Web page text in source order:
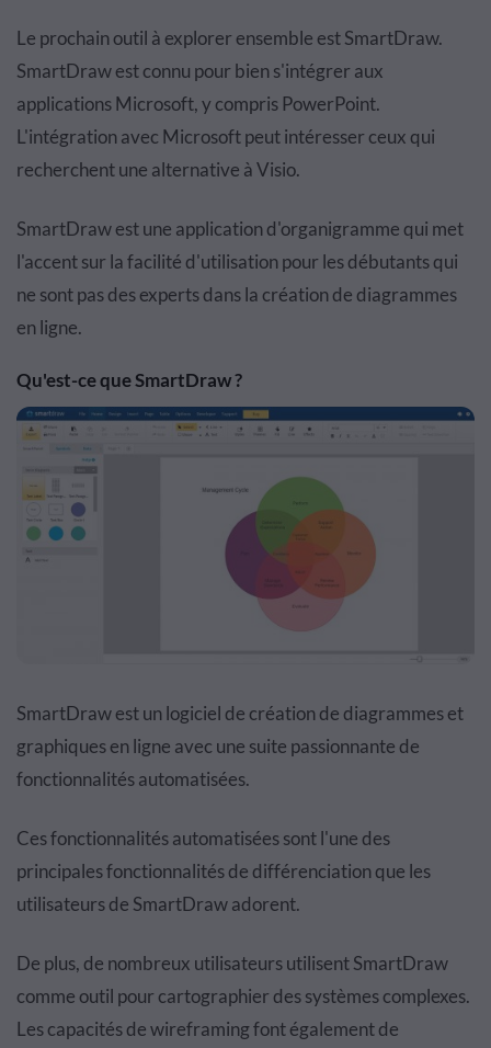
Le prochain outil à explorer ensemble est SmartDraw.
SmartDraw est connu pour bien s'intégrer aux
applications Microsoft, y compris PowerPoint.
L'intégration avec Microsoft peut intéresser ceux qui
recherchent une alternative à Visio.
SmartDraw est une application d'organigramme qui met
l'accent sur la facilité d'utilisation pour les débutants qui
ne sont pas des experts dans la création de diagrammes
en ligne.
Qu'est-ce que SmartDraw ?
SmartDraw est un logiciel de création de diagrammes et
graphiques en ligne avec une suite passionnante de
fonctionnalités automatisées.
Ces fonctionnalités automatisées sont l'une des
principales fonctionnalités de différenciation que les
utilisateurs de SmartDraw adorent.
De plus, de nombreux utilisateurs utilisent SmartDraw
comme outil pour cartographier des systèmes complexes.
Les capacités de wireframing font également de